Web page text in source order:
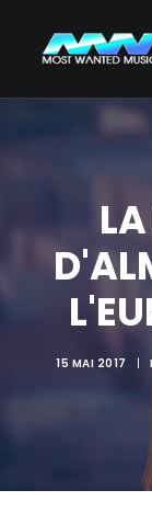
MUSIQUES
VIDEOS
SERVICES
NOTRE
15 MAI 2017 |